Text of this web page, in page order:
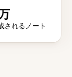
されるノート